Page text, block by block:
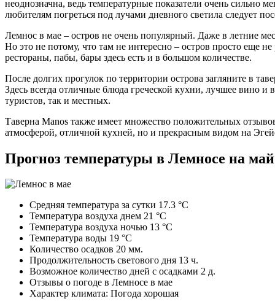
неоднозначна, ведь температурные показатели очень сильно
любителям погреться под лучами дневного светила следует
Лемнос в мае – остров не очень популярный. Даже в летние
Но это не потому, что там не интересно – остров просто еще
рестораны, пабы, бары здесь есть и в большом количестве.
После долгих прогулок по территории острова загляните в
Здесь всегда отличные блюда греческой кухни, лучшее вино
туристов, так и местных.
Таверна Manos также имеет множество положительных
атмосферой, отличной кухней, но и прекрасным видом на
Прогноз температуры в Лемносе на
Средняя температура за сутки 17.3 °C
Температура воздуха днем 21 °C
Температура воздуха ночью 13 °C
Температура воды 19 °C
Количество осадков 20 мм.
Продолжительность светового дня 13 ч.
Возможное количество дней с осадками 2 д.
Отзывы о погоде в Лемносе в мае
Характер климата: Погода хорошая